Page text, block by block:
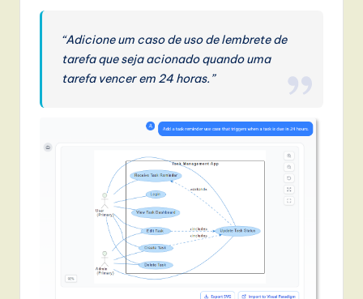
“Adicione um caso de uso de lembrete de
tarefa que seja acionado quando uma
tarefa vencer em 24 horas.”